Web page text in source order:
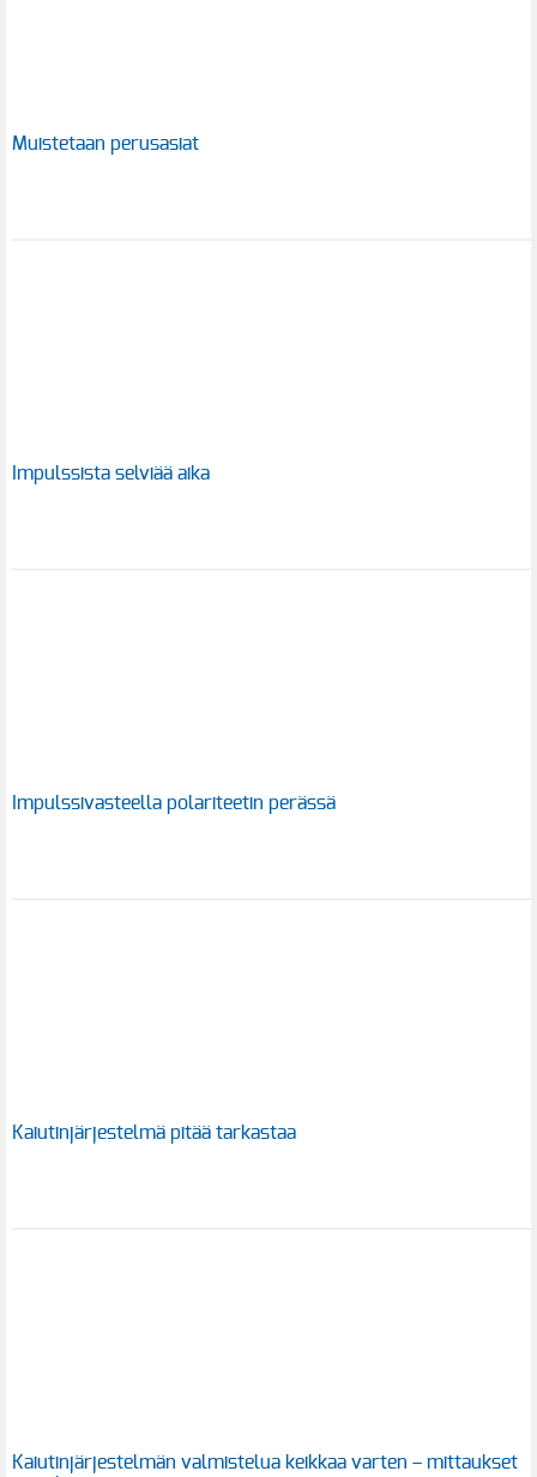
Muistetaan perusasiat
Impulssista selviää aika
Impulssivasteella polariteetin perässä
Kaiutinjärjestelmä pitää tarkastaa
Kaiutinjärjestelmän valmistelua keikkaa varten – mittaukset